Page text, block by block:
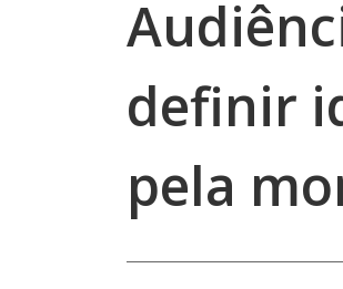
definir
pela